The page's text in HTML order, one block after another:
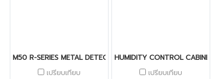
M50 R-SERIES METAL DETECTOR
เปรียบเทียบ
HUMIDITY CONTROL CABINET
เปรียบเทียบ